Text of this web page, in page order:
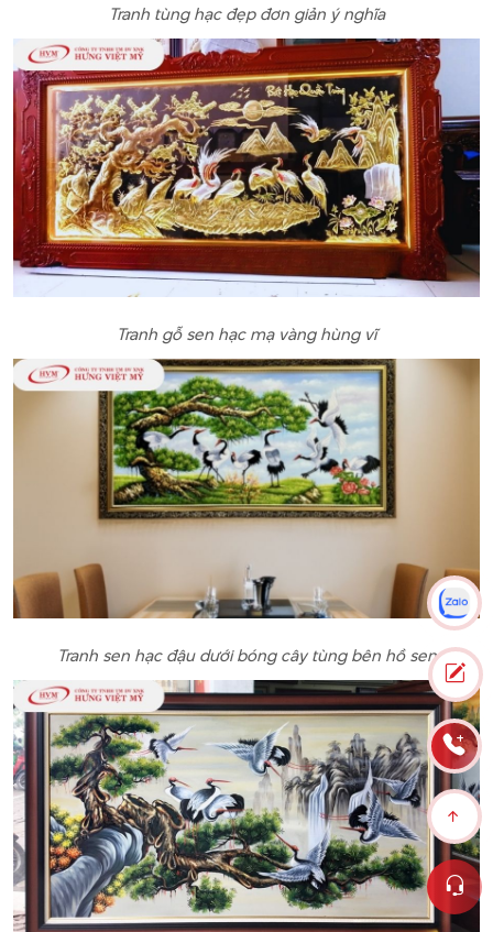
Tranh tùng hạc đẹp đơn giản ý nghĩa
Tranh gỗ sen hạc mạ vàng hùng vĩ
Tranh sen hạc đậu dưới bóng cây tùng bên hồ sen